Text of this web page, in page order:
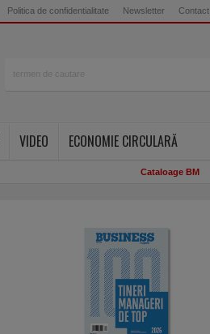
Politica de confidentialitate Newsletter Contact
VIDEO
ECONOMIE CIRCULARĂ
Cataloage BM